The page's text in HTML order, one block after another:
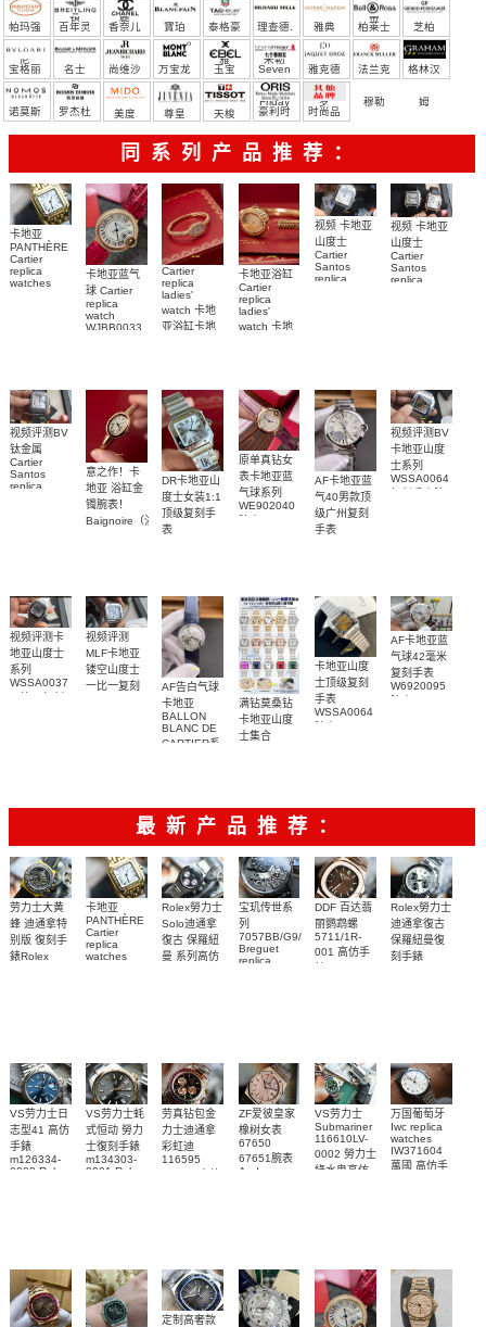
宝）
頓 麗 蒂
帕玛强
尼
百年灵 香奈儿 寶珀 泰格豪
雅
理查德.
米勒
雅典 柏莱士 芝柏
宝格丽 名士 尚维沙 万宝龙 玉宝 Seven
Friday
雅克德
罗
法兰克
穆勒
格林汉
姆
诺莫斯
罗杰杜 美度 尊皇 天梭 豪利时 时尚品
牌/原单
同系列产品推荐：
卡地亚
PANTHÈRE
Cartier
replica
watches
卡地亚蓝气
球 Cartier
replica
watch
WJBB0033
Cartier
replica
ladies'
watch 卡地
亚浴缸卡地
卡地亚浴缸
Cartier
replica
ladies'
watch 卡地
视频 卡地亚
山度士
Cartier
Santos
replica
视频 卡地亚
山度士
Cartier
Santos
replica
视频评测BV
钛金属
Cartier
Santos
replica
意之作！卡
地亚 浴缸金
镯腕表！
Baignoire（浴
DR卡地亚山
度士女装1:1
顶级复刻手
表
原单真钻女
表卡地亚蓝
气球系列
WE902040
AF卡地亚蓝
气40男款顶
级广州复刻
手表
视频评测BV
卡地亚山度
士系列
WSSA0064
视频评测卡
地亚山度士
系列
WSSA0037
视频评测
MLF卡地亚
镂空山度士
一比一复刻
AF告白气球
卡地亚
BALLON
BLANC DE
CARTIER系
满钻莫桑钻
卡地亚山度
士集合
卡地亚山度
士顶级复刻
手表
WSSA0064
AF卡地亚蓝
气球42毫米
复刻手表
W6920095
最新产品推荐：
劳力士大黄
蜂 迪通拿特
别版 復刻手
錶Rolex
卡地亚
PANTHÈRE
Cartier
replica
watches
Rolex勞力士
Solo迪通拿
復古 保羅紐
曼 系列高仿
宝玑传世系
列
7057BB/G9/9W6
Breguet
replica
DDF 百达翡
丽鹦鹉螺
5711/1R-
001 高仿手
Rolex勞力士
迪通拿復古
保羅紐曼復
刻手錶
VS劳力士日
志型41 高仿
手錶
m126334-
0002 Rolex
VS劳力士蚝
式恒动 勞力
士復刻手錶
m134303-
0001 Rolex
劳真钻包金
力士迪通拿
彩虹迪
116595
ZF爱彼皇家
橡树女表
67650
67651腕表
Audemars
VS劳力士
Submariner
116610LV-
0002 勞力士
綠水鬼高仿
万国葡萄牙
Iwc replica
watches
IW371604
萬國 高仿手
定制高奢款